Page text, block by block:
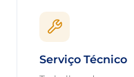
Serviço Técnico